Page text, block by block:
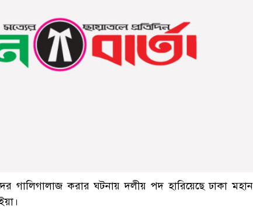
গালিগালাজ করার ঘটনায় দলীয় পদ হারিয়েছে ঢাকা